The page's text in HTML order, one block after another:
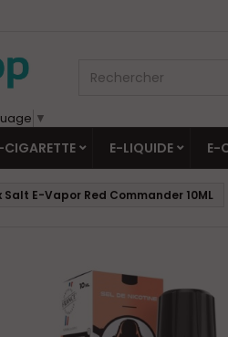
▼
CIGARETTE E-LIQUIDE E-
Salt E-Vapor Red Commander 10ML